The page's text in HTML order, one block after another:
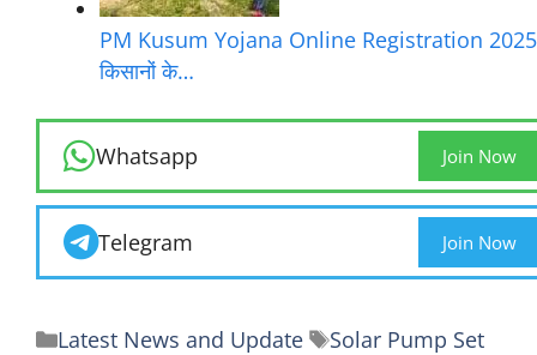
PM Kusum Yojana Online Registration
किसानों के…
Whatsapp Join Now
Telegram Join Now
Categories
Latest News and Update Tags
Solar Pump Set